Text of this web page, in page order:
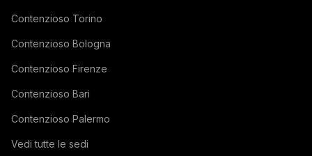
Contenzioso Torino
Contenzioso Bologna
Contenzioso Firenze
Contenzioso Bari
Contenzioso Palermo
Vedi tutte le sedi